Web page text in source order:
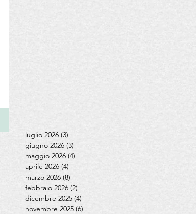
luglio 2026 (3)
giugno 2026 (3)
maggio 2026 (4)
aprile 2026 (4)
marzo 2026 (8)
febbraio 2026 (2)
dicembre 2025 (4)
novembre 2025 (6)